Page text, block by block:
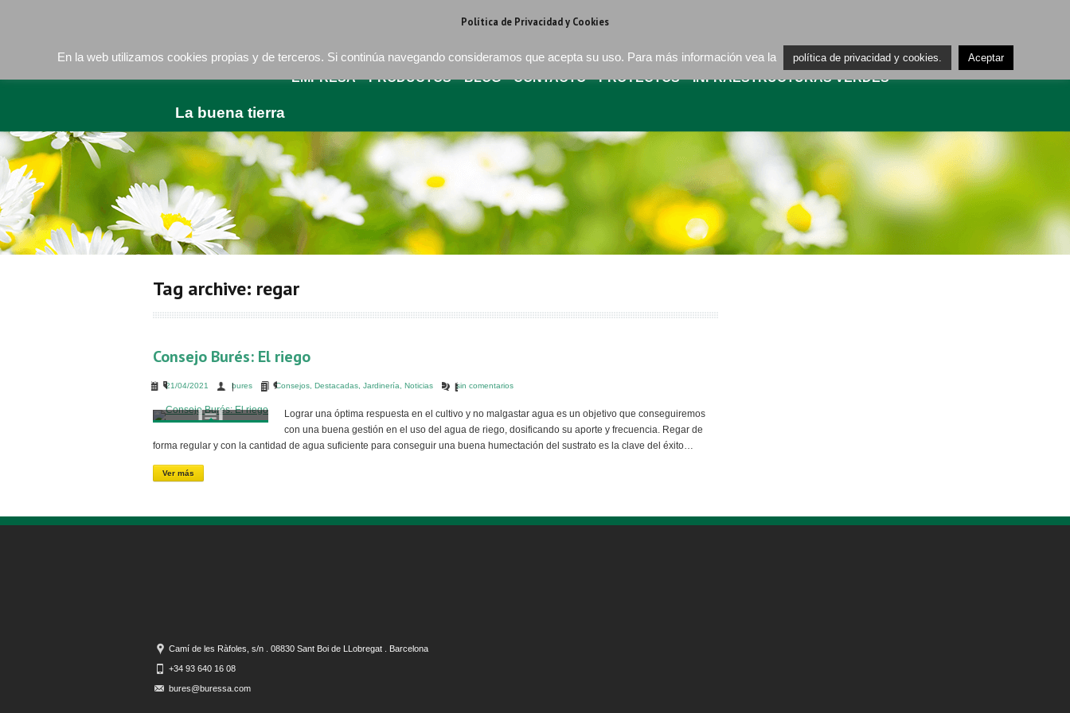
La buena tierra
EMPRESA PRODUCTOS BLOG CONTACTO PROYECTOS INFRAESTRUCTURAS VERDES
Tag archive: regar
Consejo Burés: El riego
21/04/2021 bures Consejos Destacadas Jardinería Noticias sin comentarios
Lograr una óptima respuesta en el cultivo y no malgastar agua es un objetivo que conseguiremos
con una buena gestión en el uso del agua de riego, dosificando su aporte y frecuencia. Regar de
forma regular y con la cantidad de agua suficiente para conseguir una buena humectación del sustrato es la clave del éxito…
Ver más
Camí de les Ràfoles, s/n . 08830 Sant Boi de LLobregat . Barcelona
+34 93 640 16 08
bures@buressa.com
Política de Privacidad y Cookies
En la web utilizamos cookies propias y de terceros. Si continúa navegando consideramos que acepta su uso. Para más información vea la política de privacidad y cookies. Aceptar